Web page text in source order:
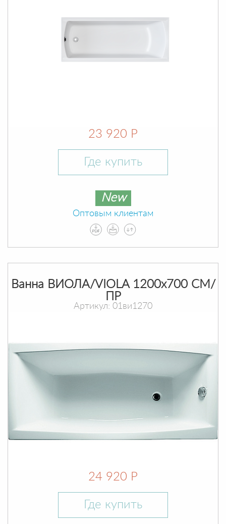
23 920 Р
Где купить
New
Оптовым клиентам
Ванна ВИОЛА/VIOLA 1200х700 СМ/
ПР
Артикул: 01ви1270
24 920 Р
Где купить